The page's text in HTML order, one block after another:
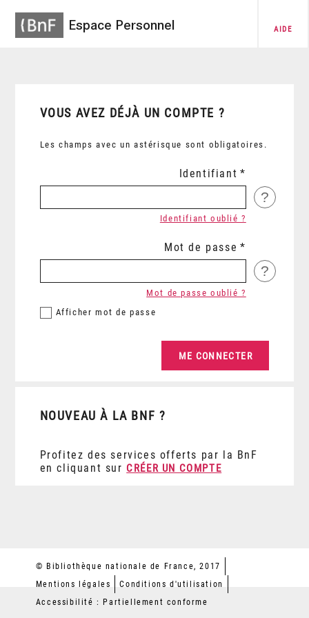
Espace Personnel AIDE
VOUS AVEZ DÉJÀ UN COMPTE ?
Les champs avec un astérisque sont obligatoires.
Identifiant
?
Identifiant oublié ?
Mot de passe
?
Afficher mot de passe
Mot de passe oublié ?
NOUVEAU À LA BNF ?
Profitez des services offerts par la BnF
en cliquant sur CRÉER UN COMPTE
© Bibliothèque nationale de France, 2017
Mentions légales
Conditions d'utilisation
Accessibilité : Partiellement conforme